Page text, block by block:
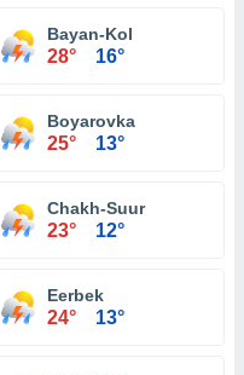
Bayan-Kol
28° 16°
Boyarovka
25° 13°
Chakh-Suur
23° 12°
Eerbek
24° 13°